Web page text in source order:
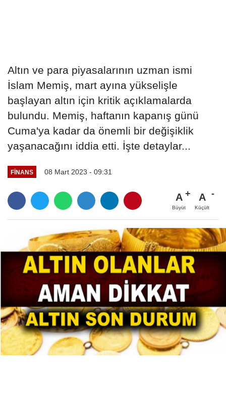
Altın ve para piyasalarının uzman ismi
İslam Memiş, mart ayına yükselişle
başlayan altın için kritik açıklamalarda
bulundu. Memiş, haftanın kapanış günü
Cuma'ya kadar da önemli bir değişiklik
yaşanacağını iddia etti. İşte detaylar...
FINANS 08 Mart 2023 - 09:31
A
Büyüt
A
Küçült